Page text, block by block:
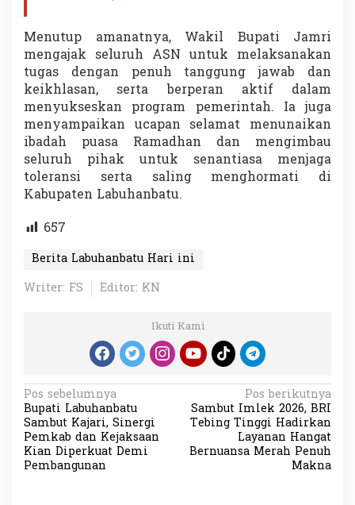
Menutup amanatnya, Wakil Bupati Jamri
mengajak seluruh ASN untuk melaksanakan
tugas dengan penuh tanggung jawab dan
keikhlasan, serta berperan aktif dalam
menyukseskan program pemerintah. Ia juga
menyampaikan ucapan selamat menunaikan
ibadah puasa Ramadhan dan mengimbau
seluruh pihak untuk senantiasa menjaga
toleransi serta saling menghormati di
Kabupaten Labuhanbatu.
657
Berita Labuhanbatu Hari ini
Writer: FS
Editor: KN
Ikuti Kami
N
a
v
i
Pos sebelumnya
Bupati Labuhanbatu
Sambut Kajari, Sinergi
Pemkab dan Kejaksaan
Kian Diperkuat Demi
Pembangunan
Pos berikutnya
Sambut Imlek 2026, BRI
Tebing Tinggi Hadirkan
Layanan Hangat
Bernuansa Merah Penuh
Makna